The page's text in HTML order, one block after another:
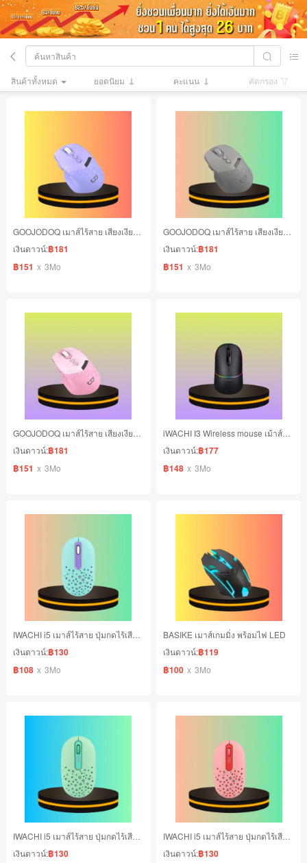
สินค้าทั้งหมด ยอดนิยม คะแนน คัดกรอง
เงินดาวน์:฿181
฿151 x 3Mo
เงินดาวน์:฿181
฿151 x 3Mo
เงินดาวน์:฿181
฿151 x 3Mo
เงินดาวน์:฿177
฿148 x 3Mo
IWACHI i5 เมาส์ไร้สาย ปุ่มกดไร้เสียง สีฟ้า ลายกลม
เงินดาวน์:฿130
฿108 x 3Mo
BASIKE เมาส์เกมมิ่ง พร้อมไฟ LED
เงินดาวน์:฿119
฿100 x 3Mo
IWACHI i5 เมาส์ไร้สาย ปุ่มกดไร้เสียง สีเขียว ลายกลม
เงินดาวน์:฿130
เงินดาวน์:฿130